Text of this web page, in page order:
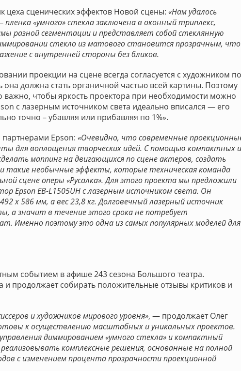
цеха сценических эффектов Новой сцены: «Нам удалось
«умного» стекла заключена в оконный триплекс,
разной сегментации и представляет собой стеклянную
стекло из матового становится прозрачным, что
с внутренней стороны без бликов.
проекции на сцене всегда согласуется с художником по
она должна стать органичной частью всей картины. Поэтому
чтобы яркость проектора при необходимости можно
с лазерным источником света идеально вписался — его
точно – убавляя или прибавляя по 1%».
Epson: «Очевидно, что современные
для воплощения творческих идей. С помощью компактных и
маппинг на двигающихся по сцене актеров, создать
такие необычные эффекты, которые техническая команда
сцене оперы «Русалка». Для этого проекта мы предложили
Epson EB-L1505UH с лазерным источником света. Он
х 586 мм, а вес 23,8 кг. Долговечный лазерный источник
а значит в течение этого срока не потребует
Именно поэтому это одна из самых популярных моделей для
событием в афише 243 сезона Большого театра.
и продолжает собирать положительные отзывы критиков и
и художников мирового уровня», — продолжает Олег
к осуществлению масштабных и уникальных проектов.
диммированием «умного стекла» и компактный
комплексные решения, основанные на полной
с изменением процента прозрачности проекционной